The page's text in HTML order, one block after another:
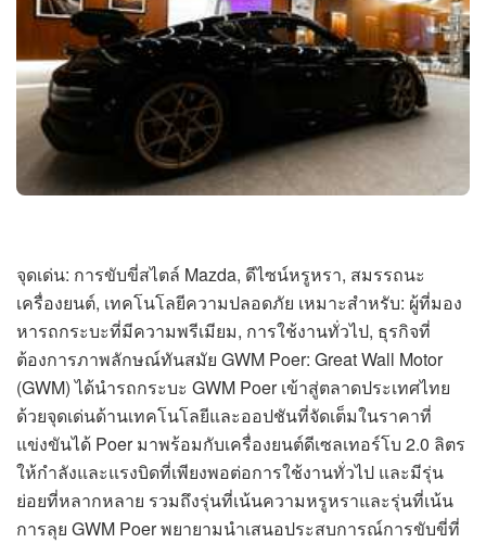
จุดเด่น: การขับขี่สไตล์ Mazda, ดีไซน์หรูหรา, สมรรถนะ
เครื่องยนต์, เทคโนโลยีความปลอดภัย เหมาะสำหรับ: ผู้ที่มอง
หารถกระบะที่มีความพรีเมียม, การใช้งานทั่วไป, ธุรกิจที่
ต้องการภาพลักษณ์ทันสมัย GWM Poer: Great Wall Motor
(GWM) ได้นำรถกระบะ GWM Poer เข้าสู่ตลาดประเทศไทย
ด้วยจุดเด่นด้านเทคโนโลยีและออปชันที่จัดเต็มในราคาที่
แข่งขันได้ Poer มาพร้อมกับเครื่องยนต์ดีเซลเทอร์โบ 2.0 ลิตร
ให้กำลังและแรงบิดที่เพียงพอต่อการใช้งานทั่วไป และมีรุ่น
ย่อยที่หลากหลาย รวมถึงรุ่นที่เน้นความหรูหราและรุ่นที่เน้น
การลุย GWM Poer พยายามนำเสนอประสบการณ์การขับขี่ที่